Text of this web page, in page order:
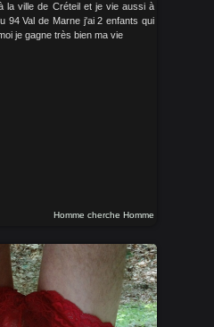
la ville de Créteil et je vie aussi à
94 Val de Marne j'ai 2 enfants qui
je gagne très bien ma vie
Homme cherche Homme